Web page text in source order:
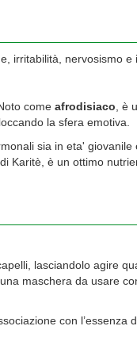
irritabilità, nervosismo e
come afrodisiaco , è
la sfera emotiva.
sia in eta'
Karitè, è un ottimo
lasciandolo agire
maschera da usare
con l’essenza